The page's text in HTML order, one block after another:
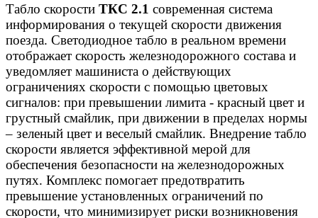
Табло скорости ТКС 2.1 современная система
информирования о текущей скорости движения
поезда. Светодиодное табло в реальном времени
отображает скорость железнодорожного состава и
уведомляет машиниста о действующих
ограничениях скорости с помощью цветовых
сигналов: при превышении лимита - красный цвет и
грустный смайлик, при движении в пределах нормы
– зеленый цвет и веселый смайлик. Внедрение табло
скорости является эффективной мерой для
обеспечения безопасности на железнодорожных
путях. Комплекс помогает предотвратить
превышение установленных ограничений по
скорости, что минимизирует риски возникновения